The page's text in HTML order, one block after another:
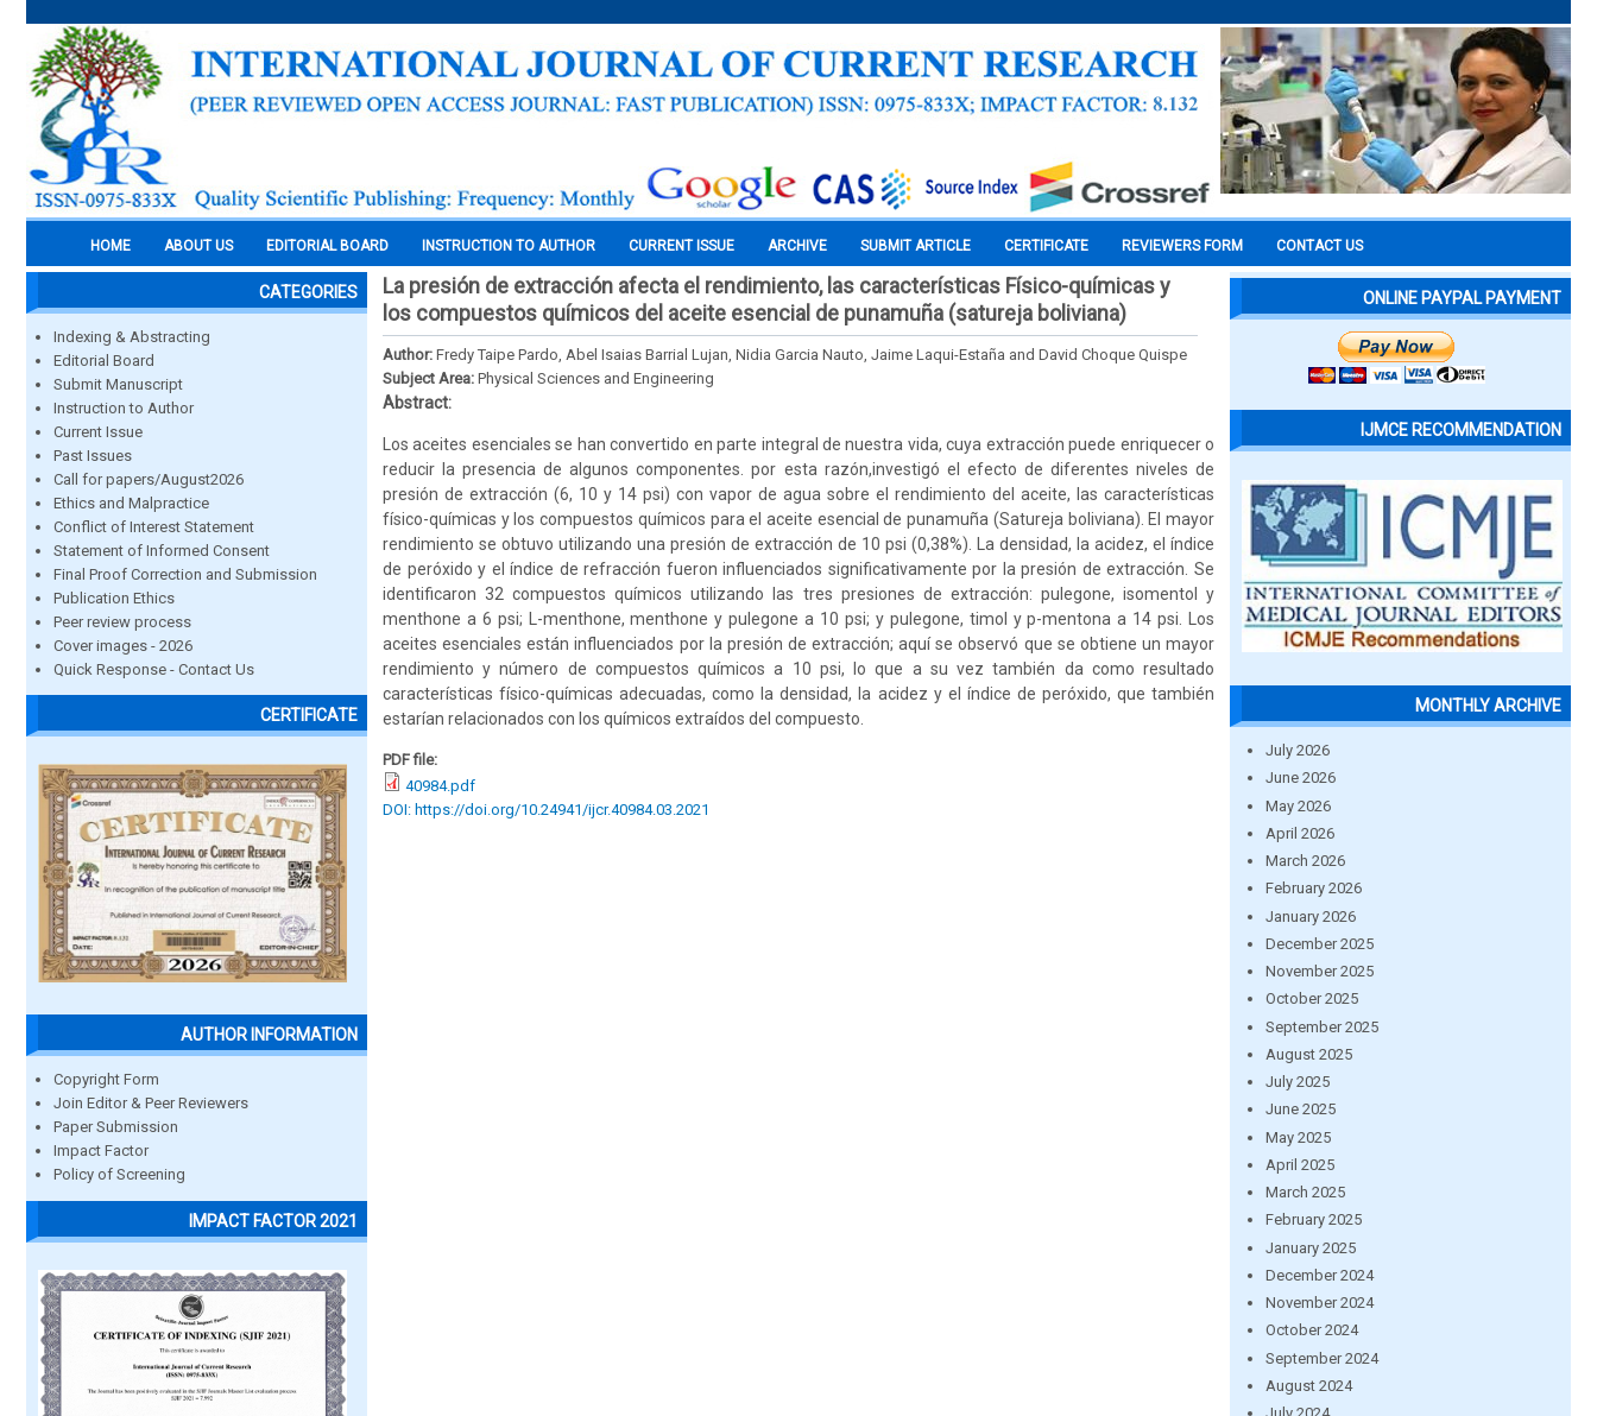
HOME ABOUT US EDITORIAL BOARD INSTRUCTION TO AUTHOR CURRENT ISSUE ARCHIVE SUBMIT ARTICLE CERTIFICATE REVIEWERS FORM CONTACT US
CATEGORIES
Indexing & Abstracting
Editorial Board
Submit Manuscript
Instruction to Author
Current Issue
Past Issues
Call for papers/August2026
Ethics and Malpractice
Conflict of Interest Statement
Statement of Informed Consent
Final Proof Correction and Submission
Publication Ethics
Peer review process
Cover images - 2026
Quick Response - Contact Us
CERTIFICATE
AUTHOR INFORMATION
Copyright Form
Join Editor & Peer Reviewers
Paper Submission
Impact Factor
Policy of Screening
IMPACT FACTOR 2021
La presión de extracción afecta el rendimiento, las características Físico-químicas y
los compuestos químicos del aceite esencial de punamuña (satureja boliviana)
Author: Fredy Taipe Pardo, Abel Isaias Barrial Lujan, Nidia Garcia Nauto, Jaime Laqui-Estaña and David Choque Quispe
Subject Area: Physical Sciences and Engineering
Abstract:
Los aceites esenciales se han convertido en parte integral de nuestra vida, cuya extracción puede enriquecer o
reducir la presencia de algunos componentes. por esta razón,investigó el efecto de diferentes niveles de
presión de extracción (6, 10 y 14 psi) con vapor de agua sobre el rendimiento del aceite, las características
físico-químicas y los compuestos químicos para el aceite esencial de punamuña (Satureja boliviana). El mayor
rendimiento se obtuvo utilizando una presión de extracción de 10 psi (0,38%). La densidad, la acidez, el índice
de peróxido y el índice de refracción fueron influenciados significativamente por la presión de extracción. Se
identificaron 32 compuestos químicos utilizando las tres presiones de extracción: pulegone, isomentol y
menthone a 6 psi; L-menthone, menthone y pulegone a 10 psi; y pulegone, timol y p-mentona a 14 psi. Los
aceites esenciales están influenciados por la presión de extracción; aquí se observó que se obtiene un mayor
rendimiento y número de compuestos químicos a 10 psi, lo que a su vez también da como resultado
características físico-químicas adecuadas, como la densidad, la acidez y el índice de peróxido, que también
estarían relacionados con los químicos extraídos del compuesto.
PDF file:
40984.pdf
DOI: https://doi.org/10.24941/ijcr.40984.03.2021
ONLINE PAYPAL PAYMENT
IJMCE RECOMMENDATION
MONTHLY ARCHIVE
July 2026
June 2026
May 2026
April 2026
March 2026
February 2026
January 2026
December 2025
November 2025
October 2025
September 2025
August 2025
July 2025
June 2025
May 2025
April 2025
March 2025
February 2025
January 2025
December 2024
November 2024
October 2024
September 2024
August 2024